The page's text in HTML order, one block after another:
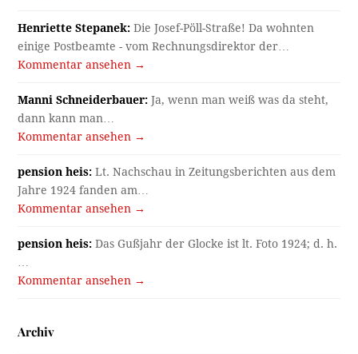
Henriette Stepanek: Die Josef-Pöll-Straße! Da wohnten
einige Postbeamte - vom Rechnungsdirektor der…
Kommentar ansehen →
Manni Schneiderbauer: Ja, wenn man weiß was da steht,
dann kann man…
Kommentar ansehen →
pension heis: Lt. Nachschau in Zeitungsberichten aus dem
Jahre 1924 fanden am…
Kommentar ansehen →
pension heis: Das Gußjahr der Glocke ist lt. Foto 1924; d. h.
Kommentar ansehen →
Archiv